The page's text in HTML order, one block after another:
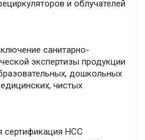
и облучателей
санитарно-
экспертизы продукции
дошкольных
чистых
сертификация НСС